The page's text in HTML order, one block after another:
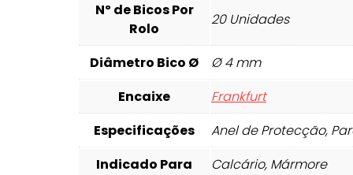
Nº de Bicos Por
Rolo
20 Unidades
Diâmetro Bico Ø
Ø 4 mm
Encaixe
Frankfurt
Especificações
Anel de Protecção,
Indicado Para
Calcário, Mármore